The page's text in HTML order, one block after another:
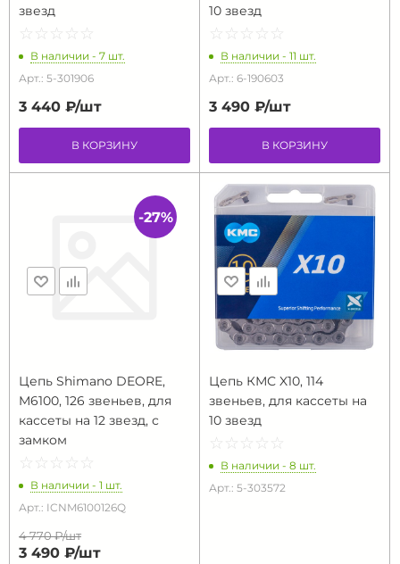
звезд
☆ ☆ ☆ ☆ ☆
★ ★ ★ ★ ★
В наличии - 7 шт.
Арт.: 5-301906
3 440 ₽/шт
В КОРЗИНУ
10 звезд
☆ ☆ ☆ ☆ ☆
★ ★ ★ ★ ★
В наличии - 11 шт.
Арт.: 6-190603
3 490 ₽/шт
В КОРЗИНУ
Цепь Shimano DEORE,
M6100, 126 звеньев, для
кассеты на 12 звезд, с
замком
☆ ☆ ☆ ☆ ☆
★ ★ ★ ★ ★
В наличии - 1 шт.
Арт.: ICNM6100126Q
4 770 ₽/шт
3 490 ₽/шт
-27%
Цепь КМС X10, 114
звеньев, для кассеты на
10 звезд
☆ ☆ ☆ ☆ ☆
★ ★ ★ ★ ★
В наличии - 8 шт.
Арт.: 5-303572